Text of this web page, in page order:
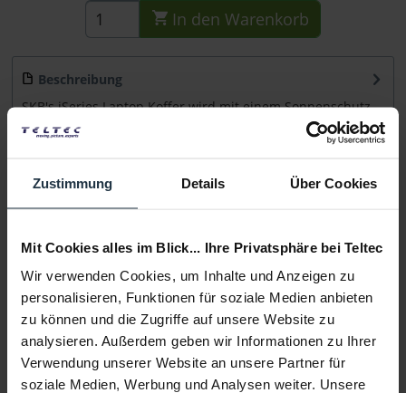
Zustimmung Details Über Cookies
Mit Cookies alles im Blick... Ihre Privatsphäre bei Teltec
Wir verwenden Cookies, um Inhalte und Anzeigen zu
personalisieren, Funktionen für soziale Medien anbieten
zu können und die Zugriffe auf unsere Website zu
analysieren. Außerdem geben wir Informationen zu Ihrer
Verwendung unserer Website an unsere Partner für
soziale Medien, Werbung und Analysen weiter. Unsere
In den Warenkorb
Beschreibung
SKB's iSeries Laptop Koffer wird mit einem Sonnenschutz
für Ihr 17" Laptop. Ein...
Infos zu Hersteller & Produktsicherheit
Folgende Infos zum Hersteller sind verfübar......
Weitere Artikel von SKB ansehen